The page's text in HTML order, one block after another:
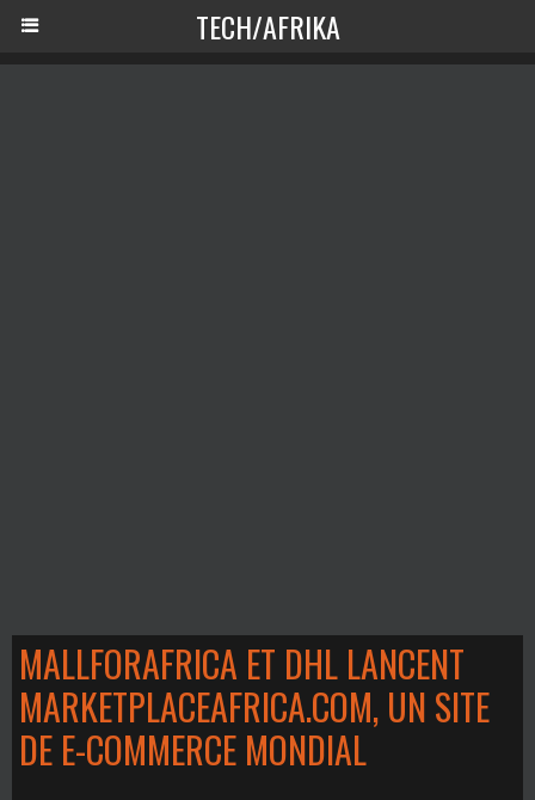
TECH/AFRIKA
MALLFORAFRICA ET DHL LANCENT
MARKETPLACEAFRICA.COM, UN SITE
DE E-COMMERCE MONDIAL